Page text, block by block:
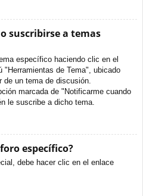
suscribirse a temas
específico haciendo clic en el
"Herramientas de Tema", ubicado
de un tema de discusión.
marcada de "Notificarme cuando
le suscribe a dicho tema.
específico?
debe hacer clic en el enlace